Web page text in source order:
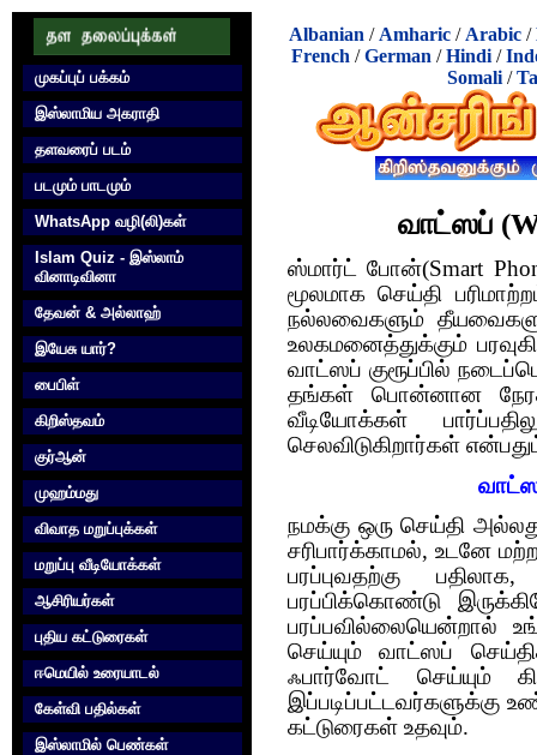
முகப்புப் பக்கம்
இஸ்லாமிய அகராதி
தளவரைப் படம்
படமும் பாடமும்
WhatsApp வழி(லி)கள்
Islam Quiz - இஸ்லாம்
வினாடிவினா
தேவன் & அல்லாஹ்
இயேசு யார்?
பைபிள்
கிறிஸ்தவம்
குர்‍ஆன்
முஹம்மது
விவாத மறுப்புக்கள்
மறுப்பு வீடியோக்கள்
ஆசிரியர்கள்
புதிய கட்டுரைகள்
ஈமெயில் உரையாடல்
கேள்வி பதில்கள்
இஸ்லாமில் பெண்கள்
Albanian / Amharic / Arabic /
French /German /Hindi /
Somali/
வாட்ஸப்
ஸ்மார்ட் போன்(Smart
மூலமாக செய்தி
நல்லவைகளும்
உலகமனைத்துக்கும்
வாட்ஸப் குரூப்பில்
தங்கள் பொன்னான
வீடியோக்கள்
செலவிடுகிறார்கள்
நமக்கு ஒரு செய்தி
சரிபார்க்காமல், உடனே
பரப்புவதற்கு
பரப்பிக்கொண்டு
பரப்பவில்லையென்றால்
செய்யும் வாட்ஸப்
ஃபார்வோட் செய்யும்
இப்படிப்பட்டவர்களுக்கு
கட்டுரைகள் உதவும்.